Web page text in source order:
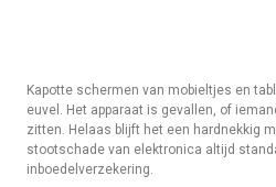
Kapotte schermen van mobieltjes en
euvel. Het apparaat is gevallen, of
zitten. Helaas blijft het een hardnekkig
stootschade van elektronica altijd
inboedelverzekering.